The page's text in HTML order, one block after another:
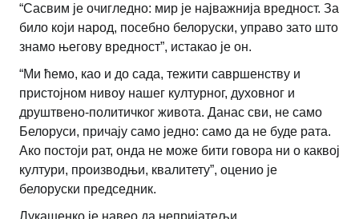
“Сасвим је очигледно: мир је најважнија вредност. За
било који народ, посебно белоруски, управо зато што
знамо његову вредност”, истакао је он.
“Ми ћемо, као и до сада, тежити савршенству и
пристојном нивоу нашег културног, духовног и
друштвено-политичког живота. Данас сви, не само
Белоруси, причају само једно: само да не буде рата.
Ако постоји рат, онда не може бити говора ни о каквој
култури, производњи, квалитету”, оценио је
белоруски председник.
Лукашенко је навео да непријатељи